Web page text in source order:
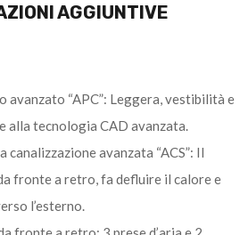
AGGIUNTIVE
“APC”: Leggera, vestibilità e
alla tecnologia CAD avanzata.
canalizzazione avanzata “ACS”: Il
fronte a retro, fa defluire il calore e
l’esterno.